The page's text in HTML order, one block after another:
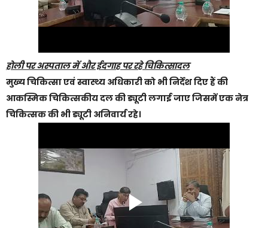
होली पर अस्पताल में और ईदगाह पर रहे चिकित्सादल
मुख्य चिकित्सा एवं स्वास्थ्य अधिकारी को भी निर्देश दिए हैं की
आकस्मिक चिकित्सकीय दल की ड्यूटी लगाई जाए जिसमें एक नेत्र
चिकित्सक की भी ड्यूटी अनिवार्य रहे।